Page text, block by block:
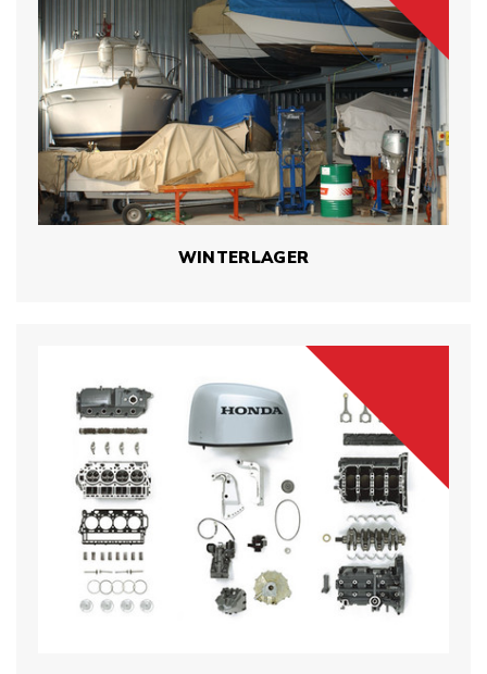
WINTERLAGER